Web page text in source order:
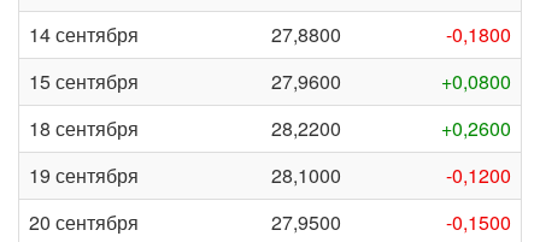
14 сентября
27,8800
-0,1800
15 сентября
27,9600
+0,0800
18 сентября
28,2200
+0,2600
19 сентября
28,1000
-0,1200
20 сентября
27,9500
-0,1500